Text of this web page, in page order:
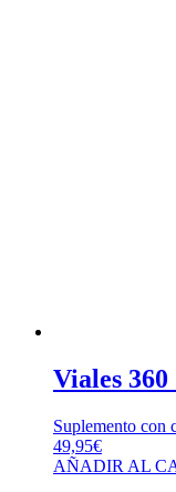
Viales
Suplemento
49,95€
AÑADIR AL